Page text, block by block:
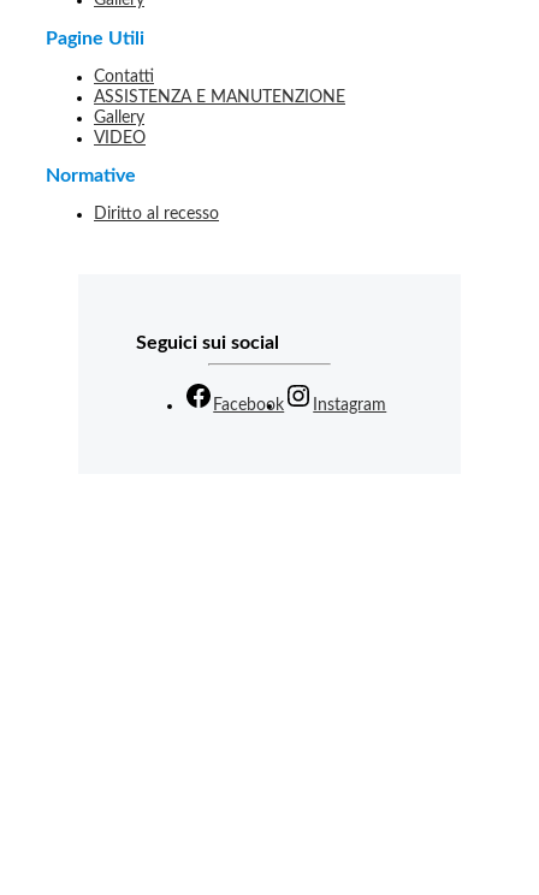
Pagine Utili
Contatti
ASSISTENZA E MANUTENZIONE
Gallery
VIDEO
Normative
Diritto al recesso
Seguici sui social
Facebook Instagram